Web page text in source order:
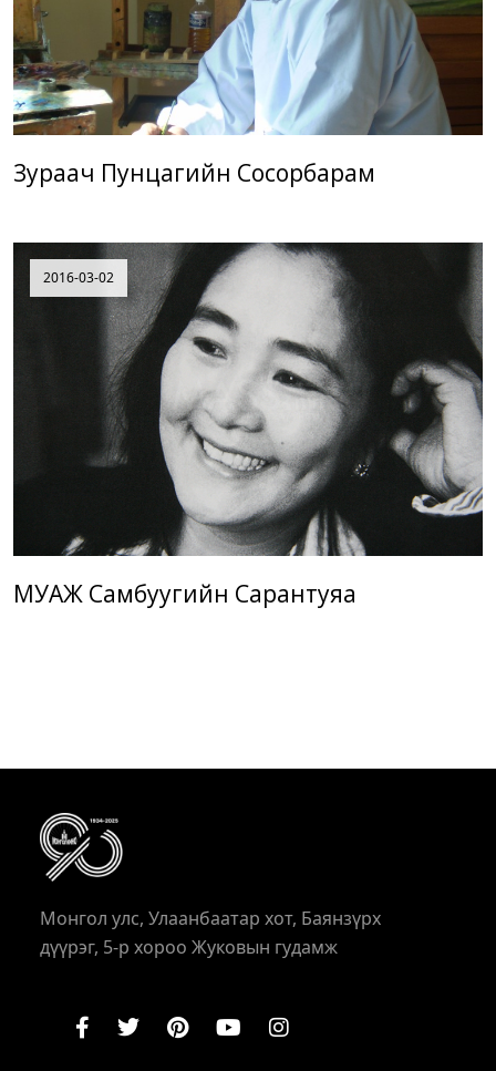
Зураач Пунцагийн Сосорбарам
2016-03-02
МУАЖ Самбуугийн Сарантуяа
Монгол улс, Улаанбаатар хот, Баянзүрх
дүүрэг, 5-р хороо Жуковын гудамж